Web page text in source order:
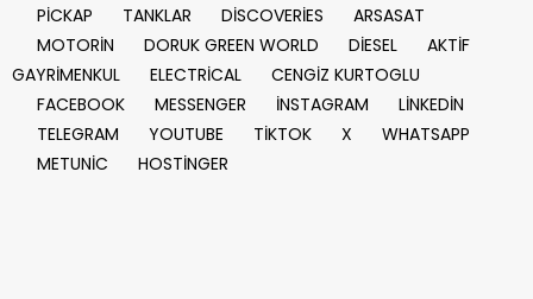
PİCKAP
TANKLAR DİSCOVERİES
ARSASAT
MOTORİN
DORUK GREEN WORLD DİESEL
AKTİF
GAYRİMENKUL
ELECTRİCAL
CENGİZ KURTOGLU
FACEBOOK
MESSENGER İNSTAGRAM
LİNKEDİN
TELEGRAM
YOUTUBE TİKTOK X
WHATSAPP
METUNİC
HOSTİNGER